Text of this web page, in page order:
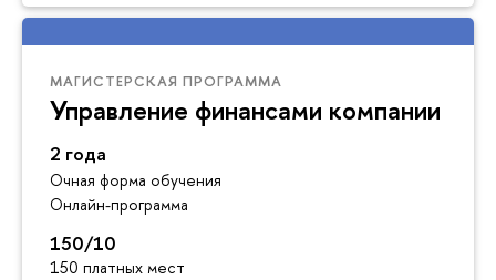
МАГИСТЕРСКАЯ ПРОГРАММА
Управление финансами компании
2 года
Очная форма обучения
Онлайн-программа
150/10
150 платных мест